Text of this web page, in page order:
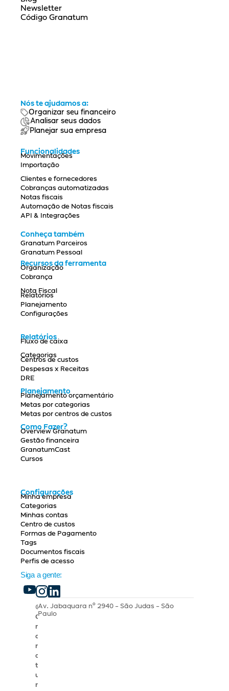
Newsletter
Código Granatum
Nós te ajudamos a:
Organizar seu financeiro
Analisar seus dados
Planejar sua empresa
Funcionalidades
Movimentações
Importação
Clientes e fornecedores
Cobranças automatizadas
Notas fiscais
Automação de Notas fiscais
API & Integrações
Conheça também
Granatum Parceiros
Granatum Pessoal
Recursos da ferramenta
Organização
Cobrança
Nota Fiscal
Relatórios
Planejamento
Configurações
Relatórios
Fluxo de caixa
Categorias
Centros de custos
Despesas x Receitas
DRE
Planejamento
Planejamento orçamentário
Metas por categorias
Metas por centros de custos
Como Fazer?
Overview Granatum
Gestão financeira
GranatumCast
Cursos
Configurações
Minha empresa
Categorias
Minhas contas
Centro de custos
Formas de Pagamento
Tags
Documentos fiscais
Perfis de acesso
Siga a gente:
©
G
r
a
n
a
t
u
m
Av. Jabaquara nº 2940 - São Judas - São
Paulo